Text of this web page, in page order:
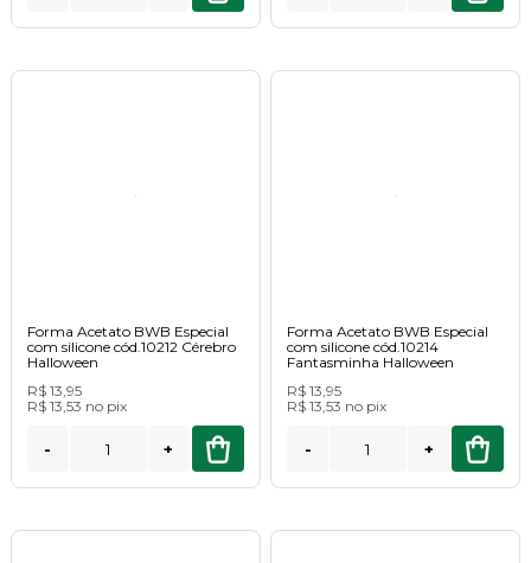
Forma Acetato BWB Especial
com silicone cód.10212 Cérebro
Halloween
R$ 13,95
R$ 13,53 no pix
- +
Forma Acetato BWB Especial
com silicone cód.10214
Fantasminha Halloween
R$ 13,95
R$ 13,53 no pix
- +